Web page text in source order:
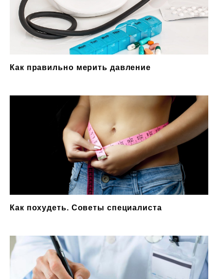
Как правильно мерить давление
Как похудеть. Советы специалиста